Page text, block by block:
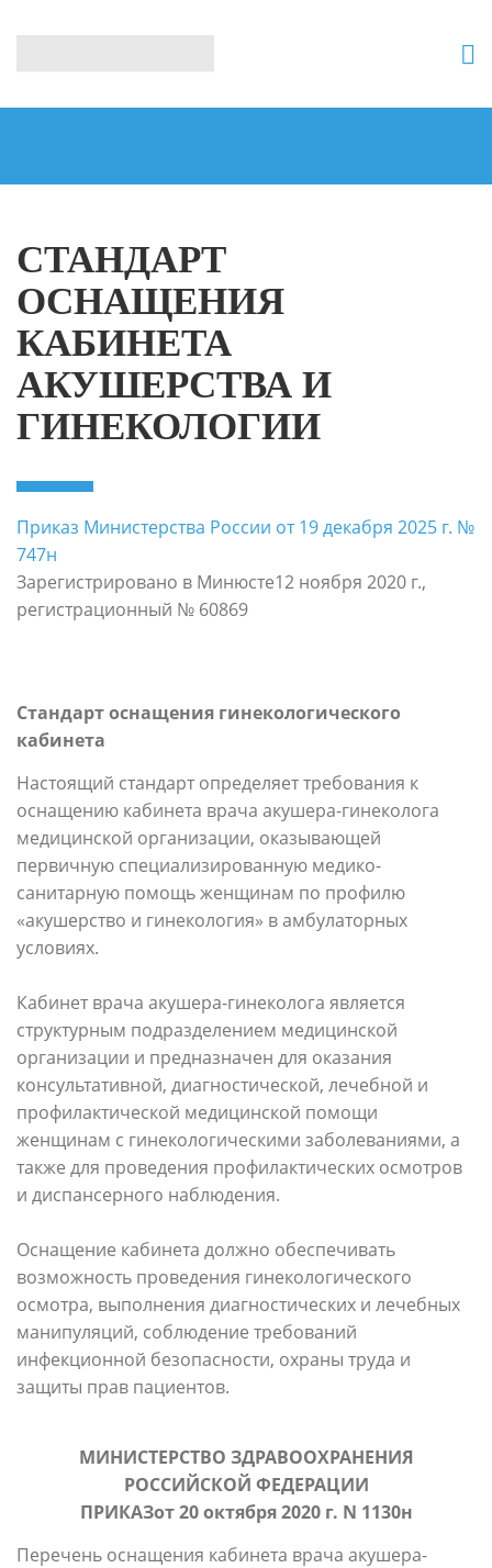
СТАНДАРТ
ОСНАЩЕНИЯ
КАБИНЕТА
АКУШЕРСТВА И
ГИНЕКОЛОГИИ
Приказ Министерства России от 19 декабря 2025 г. №
747н
Зарегистрировано в Минюсте12 ноября 2020 г.,
регистрационный № 60869
Стандарт оснащения гинекологического
кабинета
Настоящий стандарт определяет требования к
оснащению кабинета врача акушера-гинеколога
медицинской организации, оказывающей
первичную специализированную медико-
санитарную помощь женщинам по профилю
«акушерство и гинекология» в амбулаторных
условиях.
Кабинет врача акушера-гинеколога является
структурным подразделением медицинской
организации и предназначен для оказания
консультативной, диагностической, лечебной и
профилактической медицинской помощи
женщинам с гинекологическими заболеваниями, а
также для проведения профилактических осмотров
и диспансерного наблюдения.
Оснащение кабинета должно обеспечивать
возможность проведения гинекологического
осмотра, выполнения диагностических и лечебных
манипуляций, соблюдение требований
инфекционной безопасности, охраны труда и
защиты прав пациентов.
МИНИСТЕРСТВО ЗДРАВООХРАНЕНИЯ
РОССИЙСКОЙ ФЕДЕРАЦИИ
ПРИКАЗот 20 октября 2020 г. N 1130н
Перечень оснащения кабинета врача акушера-